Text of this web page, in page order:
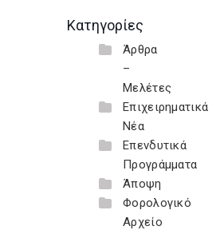
Κατηγορίες
Άρθρα
–
Μελέτες
Επιχειρηματικά
Νέα
Επενδυτικά
Προγράμματα
Άποψη
Φορολογικό
Αρχείο